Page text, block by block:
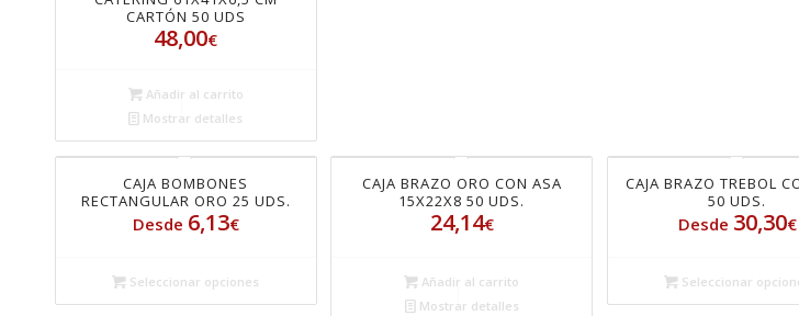
CARTÓN 50 UDS
48,00€
Añadir al carrito
Mostrar detalles
CAJA BOMBONES
RECTANGULAR ORO 25 UDS.
Desde 6,13€
Seleccionar opciones
CAJA BRAZO ORO CON ASA
15X22X8 50 UDS.
24,14€
Añadir al carrito
Mostrar detalles
CAJA BRAZO TREBOL
50 UDS.
Desde 30,30€
Seleccionar